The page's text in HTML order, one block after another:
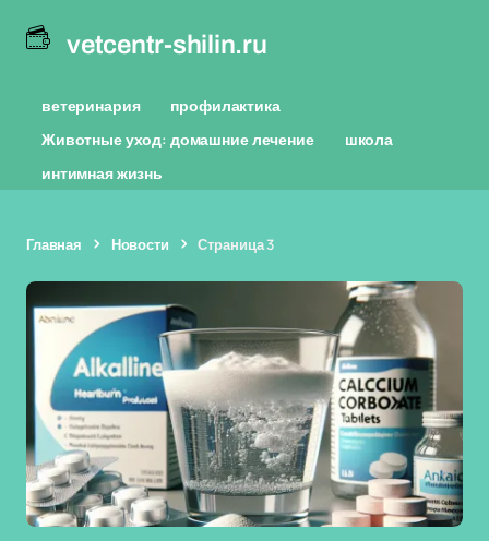
vetcentr-shilin.ru
ветеринария
профилактика
Животные уход: домашние лечение
школа
интимная жизнь
Главная Новости Страница 3